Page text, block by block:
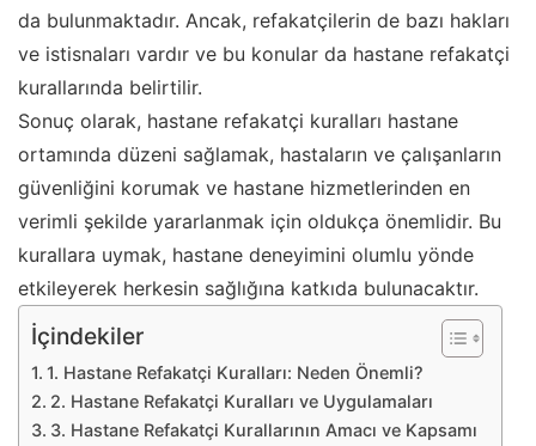
da bulunmaktadır. Ancak, refakatçilerin de bazı hakları
ve istisnaları vardır ve bu konular da hastane refakatçi
kurallarında belirtilir.
Sonuç olarak, hastane refakatçi kuralları hastane
ortamında düzeni sağlamak, hastaların ve çalışanların
güvenliğini korumak ve hastane hizmetlerinden en
verimli şekilde yararlanmak için oldukça önemlidir. Bu
kurallara uymak, hastane deneyimini olumlu yönde
etkileyerek herkesin sağlığına katkıda bulunacaktır.
İçindekiler
1. Hastane Refakatçi Kuralları: Neden Önemli?
2. Hastane Refakatçi Kuralları ve Uygulamaları
3. Hastane Refakatçi Kurallarının Amacı ve Kapsamı